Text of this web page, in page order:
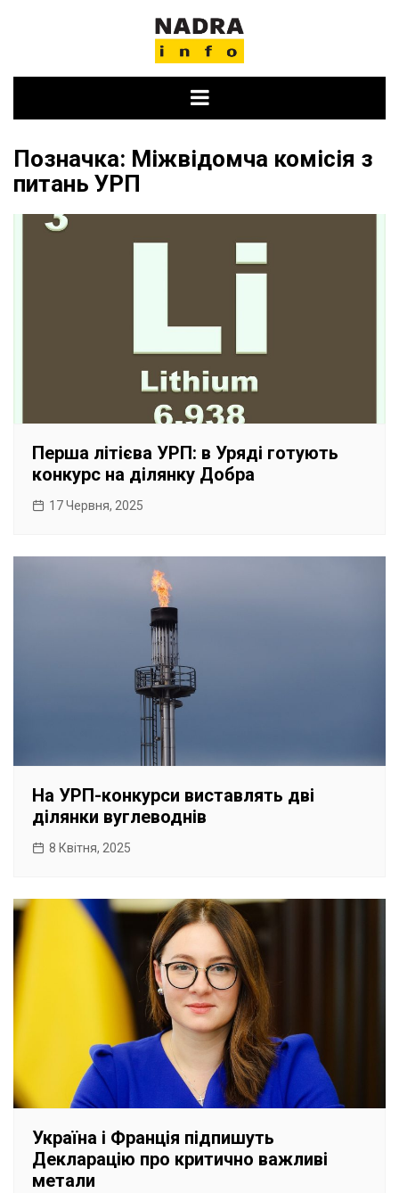
Позначка: Міжвідомча комісія з
питань УРП
Перша літієва УРП: в Уряді готують
конкурс на ділянку Добра
17 Червня, 2025
На УРП-конкурси виставлять дві
ділянки вуглеводнів
8 Квітня, 2025
Україна і Франція підпишуть
Декларацію про критично важливі
метали